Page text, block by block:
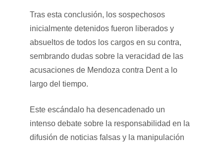
Tras esta conclusión, los sospechosos
inicialmente detenidos fueron liberados y
absueltos de todos los cargos en su contra,
sembrando dudas sobre la veracidad de las
acusaciones de Mendoza contra Dent a lo
largo del tiempo.
Este escándalo ha desencadenado un
intenso debate sobre la responsabilidad en la
difusión de noticias falsas y la manipulación